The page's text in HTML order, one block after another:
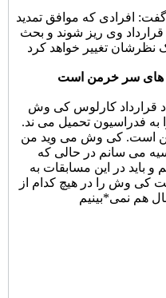
افرادی که موافق تمدید
وی ریز شوند و بحث
های سر خرمن است
قرارداد کارلوس کی وش
فدراسیون تحمیل می ند.
است. کی وش می وید من
به جام جهانی 2018 روسیه می سانم در حالی که
و باید در این مسابقات به
کی وش را در هیچ کدام از